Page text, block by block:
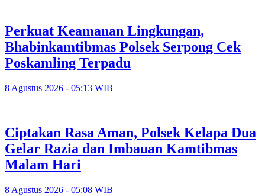
Perkuat Keamanan Lingkungan,
Bhabinkamtibmas Polsek Serpong Cek
Poskamling Terpadu
8 Agustus 2026 - 05:13 WIB
Ciptakan Rasa Aman, Polsek Kelapa Dua
Gelar Razia dan Imbauan Kamtibmas
Malam Hari
8 Agustus 2026 - 05:08 WIB